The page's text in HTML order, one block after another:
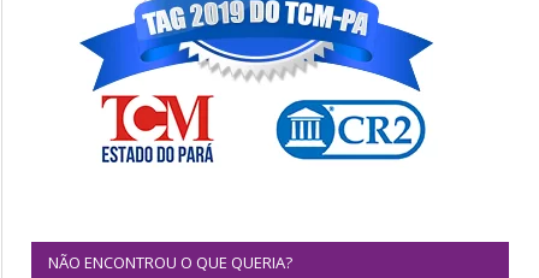
NÃO ENCONTROU O QUE QUERIA?